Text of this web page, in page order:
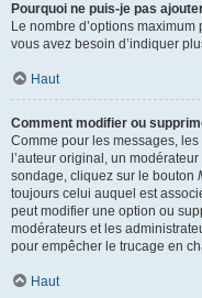
Pourquoi ne puis-je pas
Le nombre d’options
vous avez besoin d’indiquer
Haut
Comment modifier ou
Comme pour les messages,
l’auteur original, un
sondage, cliquez sur le bouton
toujours celui auquel est
peut modifier une option ou
modérateurs et les
pour empêcher le trucage en
Haut